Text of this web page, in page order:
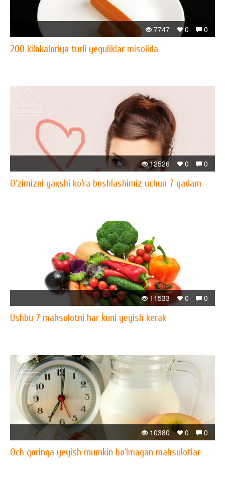
0
0
7747
200 kilokaloriya turli yeguliklar misolida
0
0
12526
O‘zimizni yaxshi ko‘ra boshlashimiz uchun 7 qadam
0
0
11533
Ushbu 7 mahsulotni har kuni yeyish kerak
0
0
10380
Och qoringa yeyish mumkin bo‘lmagan mahsulotlar